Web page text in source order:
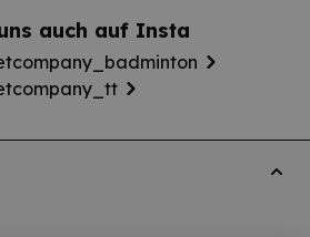
auch auf Insta